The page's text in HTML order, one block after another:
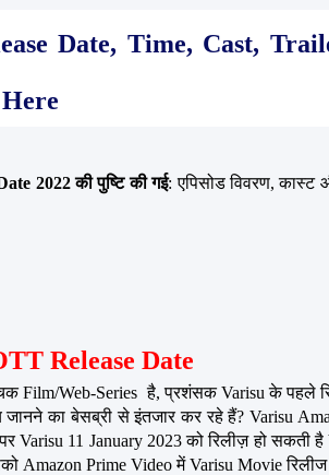
Date, Time, Cast,
2022 की पुष्टि की गई: एपिसोड विवरण, कास्ट
Release Date
Film/Web-Series  है, प्रशंसक Varisu के पहले
जानने का बेसब्री से इंतजार कर रहे हैं? Varisu
Varisu 11 January 2023 को रिलीज़ हो सकती
Amazon Prime Video में Varisu Movie रिलीज